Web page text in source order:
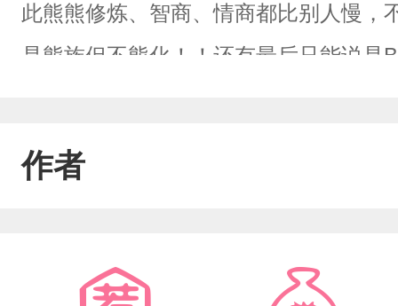
此熊熊修炼、智商、情商都比别人慢，
是熊族但不熊化！！还有最后只能说
作者